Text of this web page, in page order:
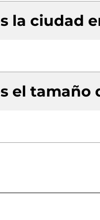
la ciudad
el tamaño